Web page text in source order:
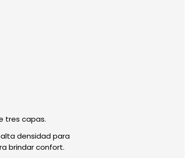
tres capas.
densidad para
brindar confort.